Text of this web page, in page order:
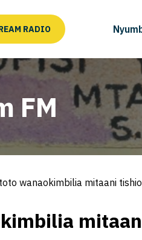
RADIO
FM
wanaokimbilia mitaani